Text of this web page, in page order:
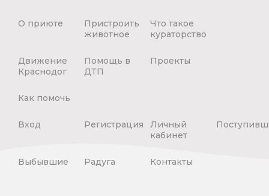
О приюте
Пристроить
животное
Что такое
кураторство
Движение
Краснодог
Помощь в
ДТП
Проекты
Как помочь
Вход Регистрация
Личный
кабинет
Выбывшие Радуга Контакты